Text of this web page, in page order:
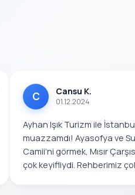
C Cansu K.
01.12.2024
Ayhan Işık Turizm ile
muazzamdı! Ayasofya ve
Camii’ni görmek, Mısır
çok keyifliydi. Rehberimiz çok